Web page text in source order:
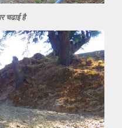
चढाई है